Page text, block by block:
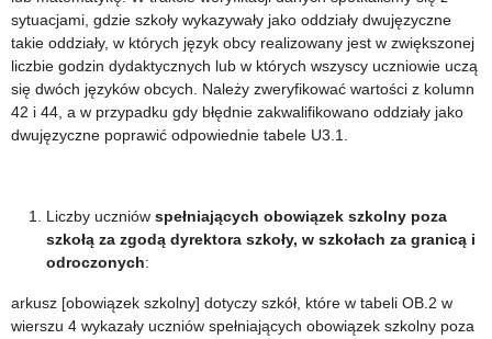
sytuacjami, gdzie szkoły wykazywały jako oddziały dwujęzyczne
takie oddziały, w których język obcy realizowany jest w zwiększonej
liczbie godzin dydaktycznych lub w których wszyscy uczniowie uczą
się dwóch języków obcych. Należy zweryfikować wartości z kolumn
42 i 44, a w przypadku gdy błędnie zakwalifikowano oddziały jako
dwujęzyczne poprawić odpowiednie tabele U3.1.
Liczby uczniów spełniających obowiązek szkolny poza
szkołą za zgodą dyrektora szkoły, w szkołach za granicą i
odroczonych:
arkusz [obowiązek szkolny] dotyczy szkół, które w tabeli OB.2 w
wierszu 4 wykazały uczniów spełniających obowiązek szkolny poza